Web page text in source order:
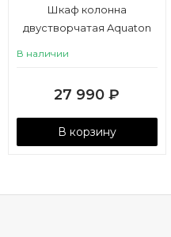
Шкаф колонна
двустворчатая Aquaton
В наличии
27 990 ₽
В корзину